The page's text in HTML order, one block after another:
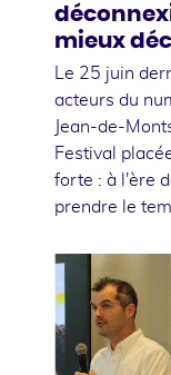
mieux
Le 25 juin
acteurs du
Jean-de-
Festival
forte : à l'ère
prendre le